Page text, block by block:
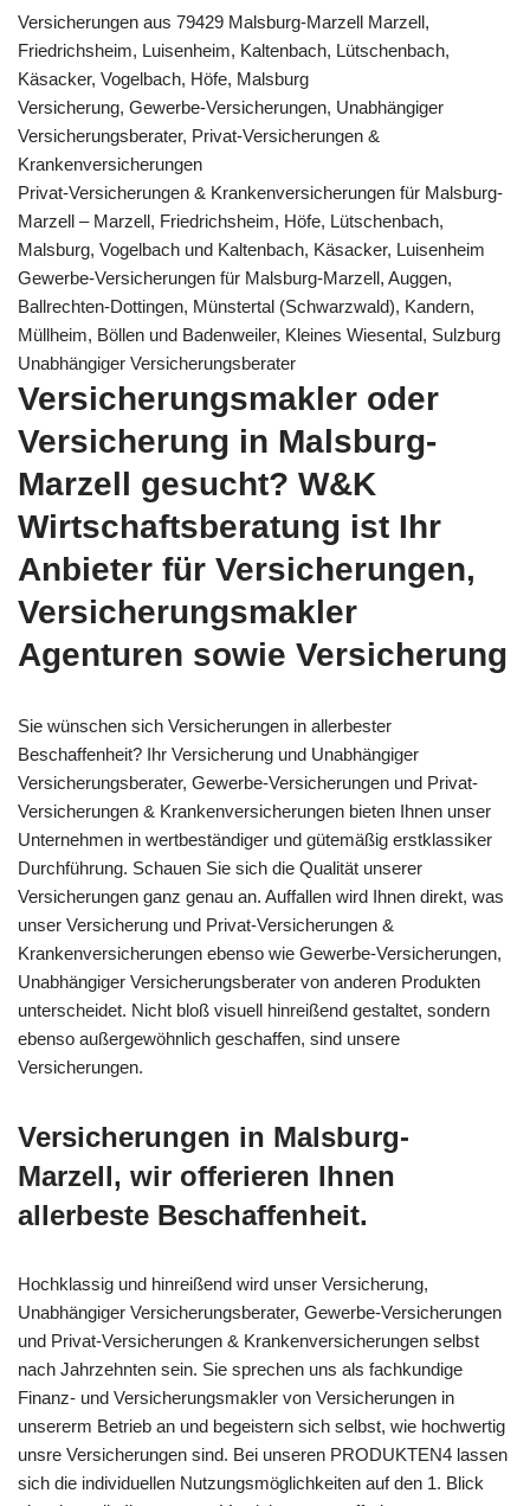
Versicherungen aus 79429 Malsburg-Marzell Marzell,
Friedrichsheim, Luisenheim, Kaltenbach, Lütschenbach,
Käsacker, Vogelbach, Höfe, Malsburg
Versicherung, Gewerbe-Versicherungen, Unabhängiger
Versicherungsberater, Privat-Versicherungen &
Krankenversicherungen
Privat-Versicherungen & Krankenversicherungen für Malsburg-
Marzell – Marzell, Friedrichsheim, Höfe, Lütschenbach,
Malsburg, Vogelbach und Kaltenbach, Käsacker, Luisenheim
Gewerbe-Versicherungen für Malsburg-Marzell, Auggen,
Ballrechten-Dottingen, Münstertal (Schwarzwald), Kandern,
Müllheim, Böllen und Badenweiler, Kleines Wiesental, Sulzburg
Unabhängiger Versicherungsberater
Versicherungsmakler oder
Versicherung in Malsburg-
Marzell gesucht? W&K
Wirtschaftsberatung ist Ihr
Anbieter für Versicherungen,
Versicherungsmakler
Agenturen sowie Versicherung
Sie wünschen sich Versicherungen in allerbester
Beschaffenheit? Ihr Versicherung und Unabhängiger
Versicherungsberater, Gewerbe-Versicherungen und Privat-
Versicherungen & Krankenversicherungen bieten Ihnen unser
Unternehmen in wertbeständiger und gütemäßig erstklassiker
Durchführung. Schauen Sie sich die Qualität unserer
Versicherungen ganz genau an. Auffallen wird Ihnen direkt, was
unser Versicherung und Privat-Versicherungen &
Krankenversicherungen ebenso wie Gewerbe-Versicherungen,
Unabhängiger Versicherungsberater von anderen Produkten
unterscheidet. Nicht bloß visuell hinreißend gestaltet, sondern
ebenso außergewöhnlich geschaffen, sind unsere
Versicherungen.
Versicherungen in Malsburg-
Marzell, wir offerieren Ihnen
allerbeste Beschaffenheit.
Hochklassig und hinreißend wird unser Versicherung,
Unabhängiger Versicherungsberater, Gewerbe-Versicherungen
und Privat-Versicherungen & Krankenversicherungen selbst
nach Jahrzehnten sein. Sie sprechen uns als fachkundige
Finanz- und Versicherungsmakler von Versicherungen in
unsererm Betrieb an und begeistern sich selbst, wie hochwertig
unsre Versicherungen sind. Bei unseren PRODUKTEN4 lassen
sich die individuellen Nutzungsmöglichkeiten auf den 1. Blick